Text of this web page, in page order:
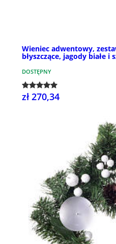
Wieniec adwentowy,
błyszczące, jagody białe i
DOSTĘPNY
zł 270,34